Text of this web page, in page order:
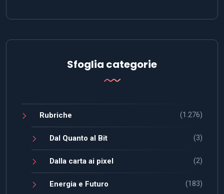
Sfoglia categorie
Rubriche (1.276)
Dal Quanto al Bit (3)
Dalla carta ai pixel (2)
Energia e Futuro (183)